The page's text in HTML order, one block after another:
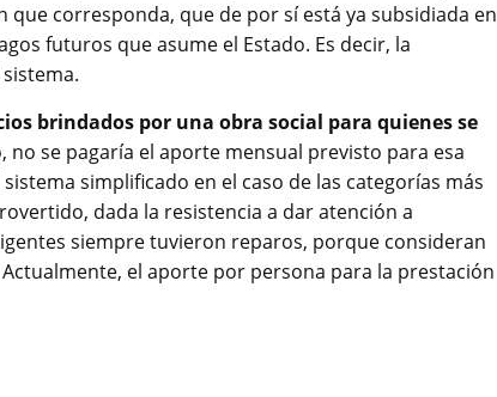
corresponda, que de por sí está ya subsidiada en
futuros que asume el Estado. Es decir, la
brindados por una obra social para quienes se
no se pagaría el aporte mensual previsto para esa
simplificado en el caso de las categorías más
dada la resistencia a dar atención a
siempre tuvieron reparos, porque consideran
Actualmente, el aporte por persona para la prestación